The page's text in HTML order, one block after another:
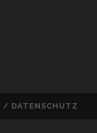
/ DATENSCHUTZ